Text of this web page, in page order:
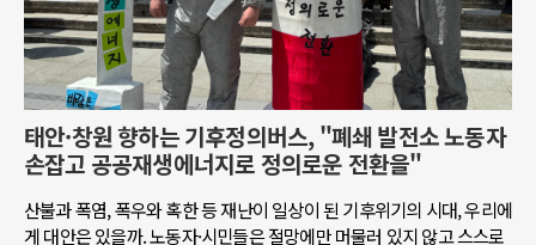
태안·창원 향하는 기후정의버스, "폐쇄 발전소 노동자
손잡고 공공재생에너지로 정의로운 전환을"
산불과 폭염, 폭우와 혹한 등 재난이 일상이 된 기후위기의 시대, 우리에
게 대안은 있을까. 노동자·시민들은 절망에만 머물러 있지 않고 스스로